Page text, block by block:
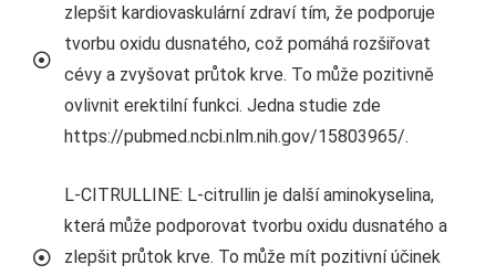
zlepšit kardiovaskulární zdraví tím, že podporuje
tvorbu oxidu dusnatého, což pomáhá rozšiřovat
cévy a zvyšovat průtok krve. To může pozitivně
ovlivnit erektilní funkci. Jedna studie zde
https://pubmed.ncbi.nlm.nih.gov/15803965/.
L-CITRULLINE: L-citrullin je další aminokyselina,
která může podporovat tvorbu oxidu dusnatého a
zlepšit průtok krve. To může mít pozitivní účinek